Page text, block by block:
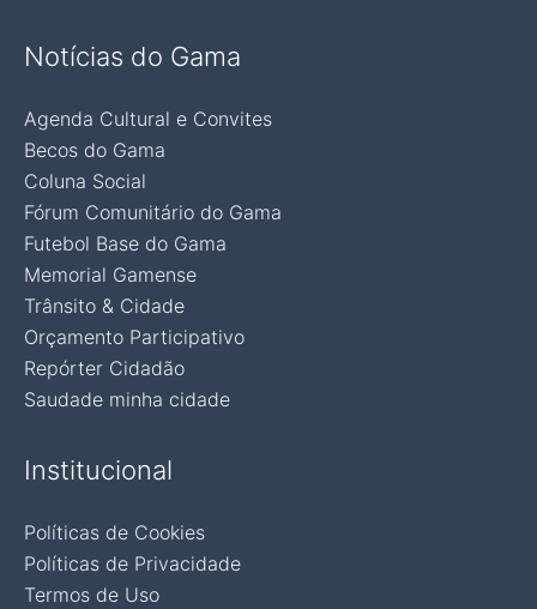
Notícias do Gama
Agenda Cultural e Convites
Becos do Gama
Coluna Social
Fórum Comunitário do Gama
Futebol Base do Gama
Memorial Gamense
Trânsito & Cidade
Orçamento Participativo
Repórter Cidadão
Saudade minha cidade
Institucional
Políticas de Cookies
Políticas de Privacidade
Termos de Uso